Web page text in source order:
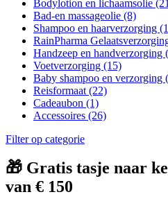
Bodylotion en lichaamsolie
Bad-en massageolie (8)
Shampoo en haarverzorging
RainPharma
Handzeep en handverzorging
Voetverzorging (15)
Baby shampoo en verzorging
Reisformaat (22)
Cadeaubon (1)
Accessoires (26)
Filter op categorie
🎁 Gratis tasje naar
van € 150